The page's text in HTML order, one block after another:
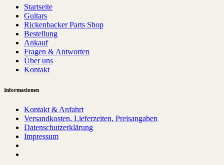
Startseite
Guitars
Rickenbacker Parts Shop
Bestellung
Ankauf
Fragen & Antworten
Über uns
Kontakt
Informationen
Kontakt & Anfahrt
Versandkosten, Lieferzeiten, Preisangaben
Datenschutzerklärung
Impressum